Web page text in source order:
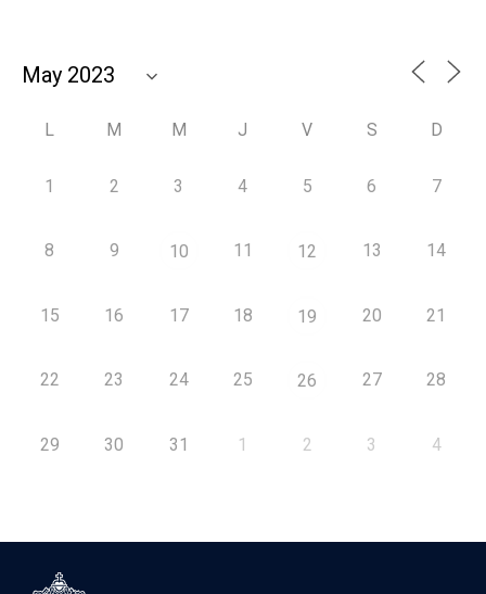
L M M J V S D
1 2 3 4 5 6 7
8 9 10 11 12 13 14
15 16 17 18 19 20 21
22 23 24 25 26 27 28
29 30 31 1 2 3 4